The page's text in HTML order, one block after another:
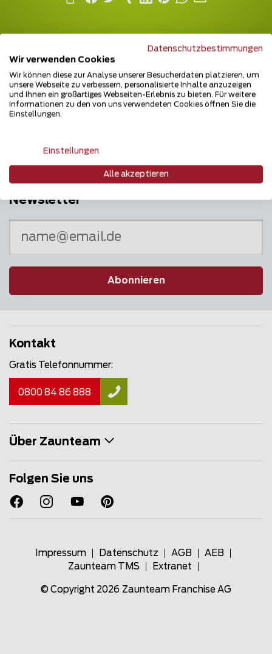
Mehrfach ausgezeichnet und immer am
Newsletter
Abonnieren
Kontakt
Gratis Telefonnummer:
0800 84 86 888
Über Zaunteam
Folgen Sie uns
Impressum Datenschutz AGB
AEB
Zaunteam TMS
Extranet
© Copyright 2026 Zaunteam Franchise AG
Datenschutzbestimmungen
Wir verwenden Cookies
Wir können diese zur Analyse unserer Besucherdaten platzieren, um
unsere Webseite zu verbessern, personalisierte Inhalte anzuzeigen
und Ihnen ein großartiges Webseiten-Erlebnis zu bieten. Für weitere
Informationen zu den von uns verwendeten Cookies öffnen Sie die
Einstellungen.
Einstellungen
Alle akzeptieren